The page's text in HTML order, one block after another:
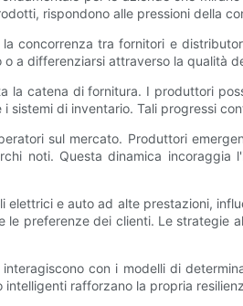
rispondono alle pressioni della
concorrenza tra fornitori e
a differenziarsi attraverso la qualità
la catena di fornitura. I produttori
di inventario. Tali progressi
sul mercato. Produttori
noti. Questa dinamica
e auto ad alte prestazioni,
preferenze dei clienti. Le strategie
con i modelli di
rafforzano la propria